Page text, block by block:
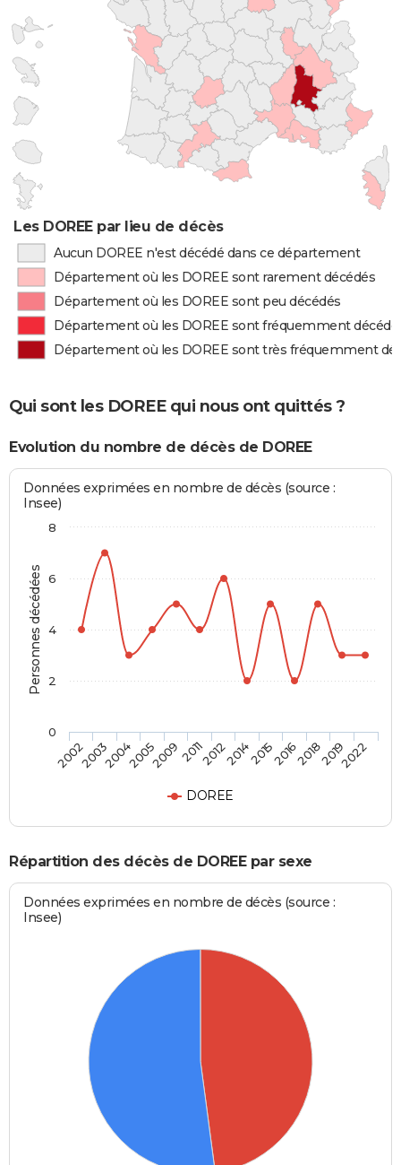
Les DOREE par lieu de décès
Aucun DOREE n'est décédé dans ce département
Département où les DOREE sont rarement décédés
Département où les DOREE sont peu décédés
Département où les DOREE sont fréquemment
Département où les DOREE sont très fréquemment
Qui sont les DOREE qui nous ont quittés ?
Evolution du nombre de décès de DOREE
Personnes décédées
Données exprimées en nombre de décès (source :
Insee)
DOREE
2002200320042005200920112012201420152016201820192022
0
2
4
6
8
Répartition des décès de DOREE par sexe
Données exprimées en nombre de décès (source :
Insee)